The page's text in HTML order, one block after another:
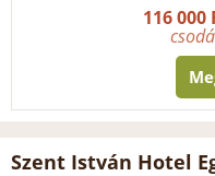
116
Szent István Hotel